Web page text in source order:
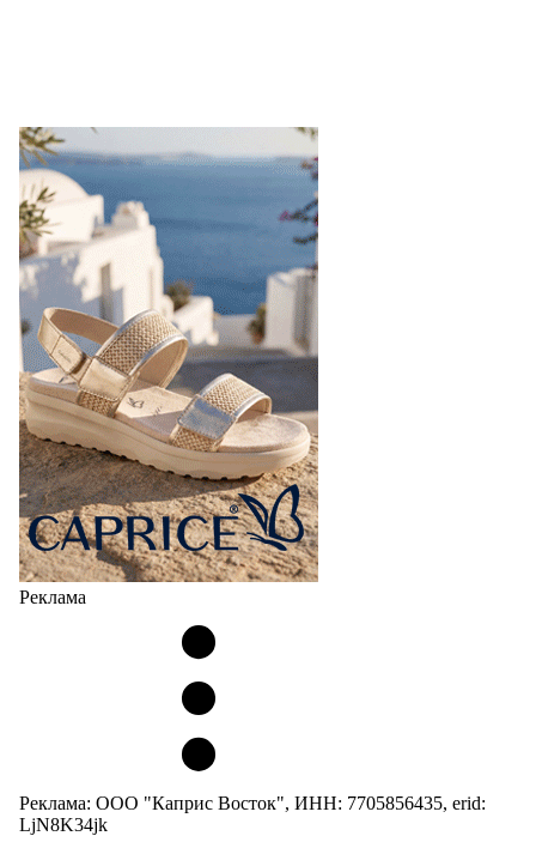
Реклама
Реклама: ООО "Каприс Восток", ИНН: 7705856435, erid:
LjN8K34jk